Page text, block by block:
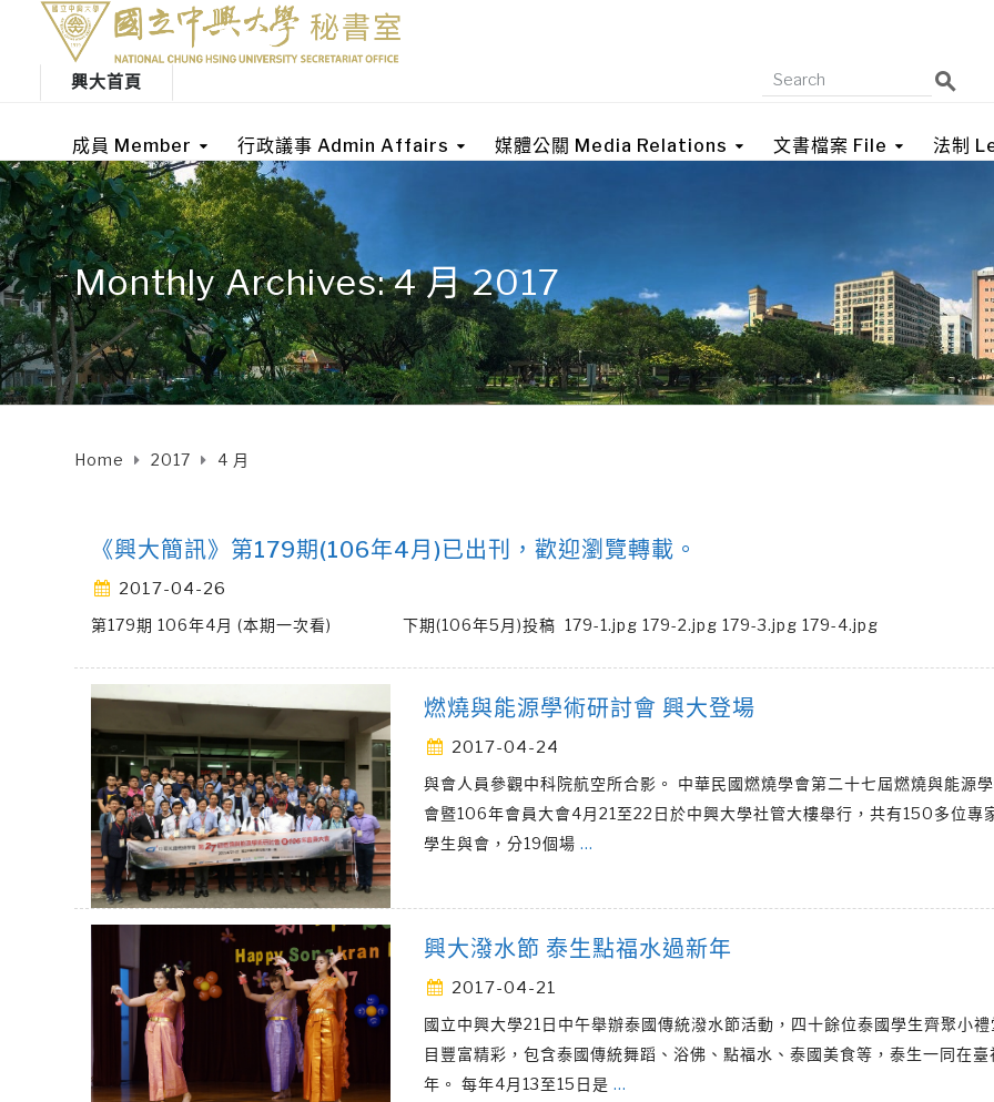
興大首頁
成員 Member 行政議事 Admin Affairs 媒體公關 Media Relations 文書檔案 File 法制
Monthly Archives: 4 月 2017
Home 2017 4 月
《興大簡訊》第179期(106年4月)已出刊，歡迎瀏覽轉載。
2017-04-26
第179期 106年4月 (本期一次看) 下期(106年5月)投稿 179-1.jpg 179-2.jpg 179-3.jpg 179-4.jpg
燃燒與能源學術研討會 興大登場
2017-04-24
與會人員參觀中科院航空所合影。 中華民國燃燒學會第二十七屆燃燒與能源
會暨106年會員大會4月21至22日於中興大學社管大樓舉行，共有150多位專
學生與會，分19個場 …
興大潑水節 泰生點福水過新年
2017-04-21
國立中興大學21日中午舉辦泰國傳統潑水節活動，四十餘位泰國學生齊聚小禮
目豐富精彩，包含泰國傳統舞蹈、浴佛、點福水、泰國美食等，泰生一同在臺
年。 每年4月13至15日是 …